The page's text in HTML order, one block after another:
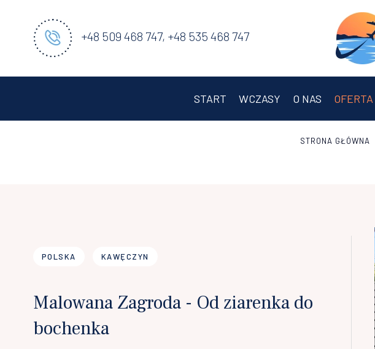
+48 509 468 747, +48 535 468 747
START WCZASY O NAS OFERTA
STRONA GŁÓWNA
POLSKA KAWĘCZYN
Malowana Zagroda - Od ziarenka do
bochenka